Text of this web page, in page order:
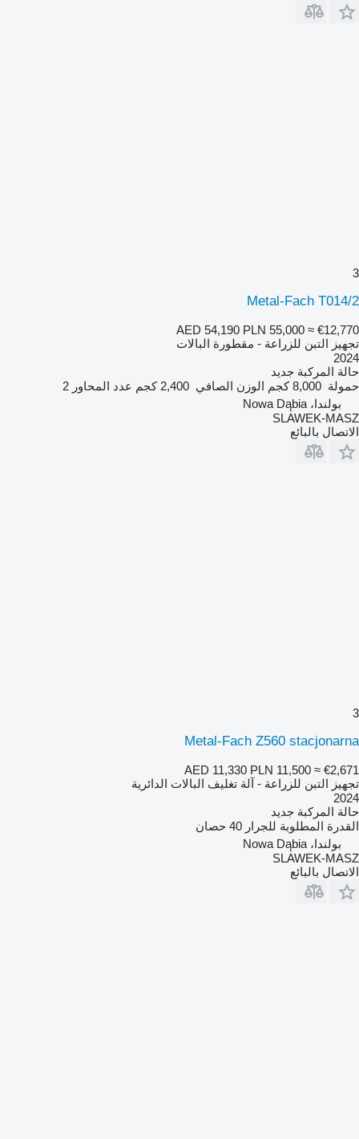
3
Metal-Fach T014/2
AED 54,190 PLN 55,000 ≈ €12,770
تجهيز التبن للزراعة - مقطورة البالات
2024
حالة المركبة جديد
حمولة 8,000 كجم الوزن الصافي 2,400 كجم عدد المحاور 2
بولندا، Nowa Dąbia
SLAWEK-MASZ
الاتصال بالبائع
3
Metal-Fach Z560 stacjonarna
AED 11,330 PLN 11,500 ≈ €2,671
تجهيز التبن للزراعة - آلة تغليف البالات الدائرية
2024
حالة المركبة جديد
القدرة المطلوبة للجرار 40 حصان
بولندا، Nowa Dąbia
SLAWEK-MASZ
الاتصال بالبائع